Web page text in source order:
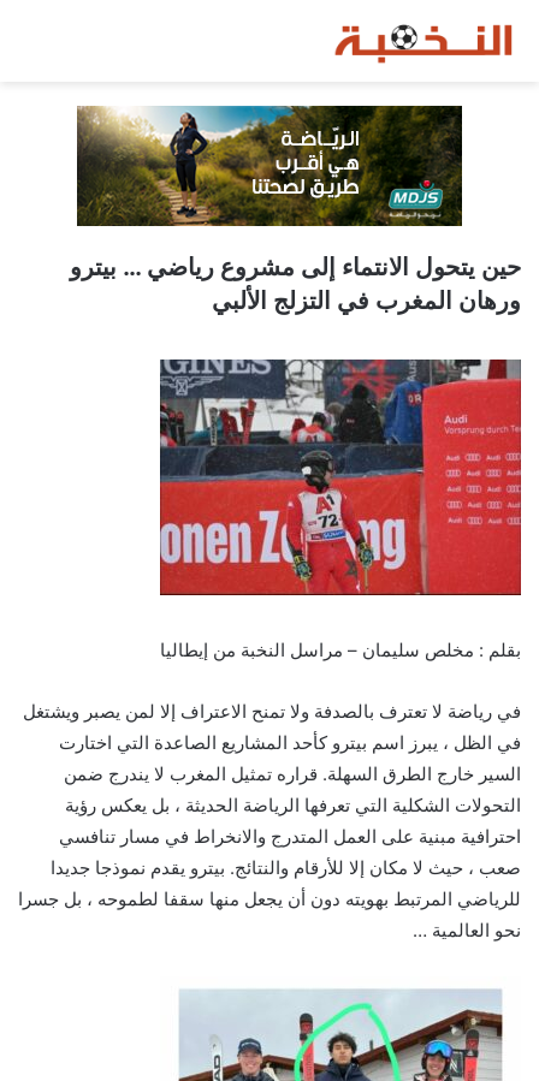
حين يتحول الانتماء إلى مشروع رياضي … بيترو
ورهان المغرب في التزلج الألبي
بقلم : مخلص سليمان – مراسل النخبة من إيطاليا
في رياضة لا تعترف بالصدفة ولا تمنح الاعتراف إلا لمن يصبر ويشتغل
في الظل ، يبرز اسم بيترو كأحد المشاريع الصاعدة التي اختارت
السير خارج الطرق السهلة. قراره تمثيل المغرب لا يندرج ضمن
التحولات الشكلية التي تعرفها الرياضة الحديثة ، بل يعكس رؤية
احترافية مبنية على العمل المتدرج والانخراط في مسار تنافسي
صعب ، حيث لا مكان إلا للأرقام والنتائج. بيترو يقدم نموذجا جديدا
للرياضي المرتبط بهويته دون أن يجعل منها سقفا لطموحه ، بل جسرا
نحو العالمية …